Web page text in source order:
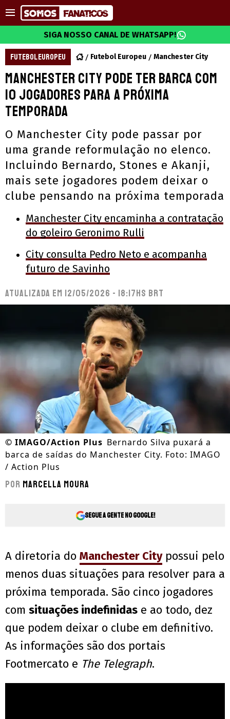
SIGA NOSSO CANAL DE WHATSAPP!
FUTEBOL EUROPEU Futebol Europeu Manchester City
Manchester City pode ter barca com
10 jogadores para a próxima
temporada
O Manchester City pode passar por
uma grande reformulação no elenco.
Incluindo Bernardo, Stones e Akanji,
mais sete jogadores podem deixar o
clube pensando na próxima temporada
Manchester City encaminha a contratação
do goleiro Geronimo Rulli
City consulta Pedro Neto e acompanha
futuro de Savinho
Atualizada em 12/05/2026 - 18:17hs BRT
© IMAGO/Action Plus Bernardo Silva puxará a
barca de saídas do Manchester City. Foto: IMAGO
/ Action Plus
Por Marcella Moura
Segue a gente no Google!
A diretoria do Manchester Citypossui pelo
menos duas situações para resolver para a
próxima temporada. São cinco jogadores
com situações indefinidas e ao todo, dez
que podem deixar o clube em definitivo.
As informações são dos portais
Footmercato e The Telegraph.